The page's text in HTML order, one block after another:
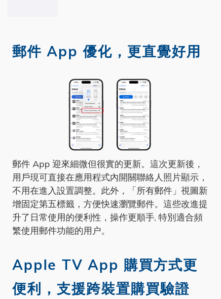
郵件 App 優化，更直覺好用
郵件 App 迎來細微但很實的更新。 這次更新後，
用戶現可直接在應用程式內開關聯絡人照片顯示，
不用在進入設置調整。此外，「所有郵件」視圖新
增固定第五標籤，方便快速瀏覽郵件。這些改進提
升了日常使用的便利性， 操作更順手, 特別適合頻
繁使用郵件功能的用户。
Apple TV App 購買方式更
便利， 支援跨裝置購買驗證